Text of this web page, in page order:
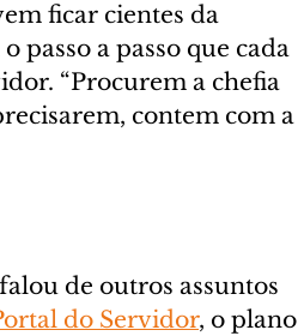
ficar cientes da
passo a passo que cada
“Procurem a chefia
contem com a
de outros assuntos
do Servidor, o plano